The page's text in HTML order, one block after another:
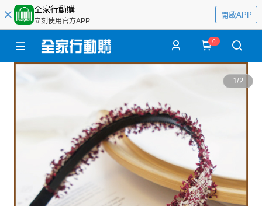
全家行動購
立刻使用官方APP
開啟APP
0
1/2